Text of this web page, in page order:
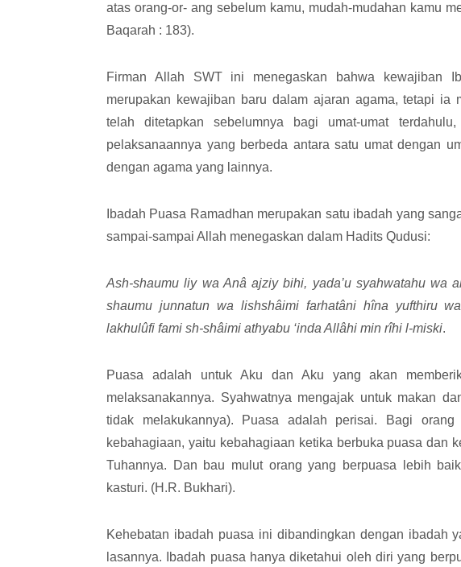
atas orang-or- ang sebelum kamu, mudah-mudahan kamu
Baqarah : 183).
Firman Allah SWT ini menegaskan bahwa kewajiban
merupakan kewajiban baru dalam ajaran agama, tetapi ia
telah ditetapkan sebelumnya bagi umat-umat
pelaksanaannya yang berbeda antara satu umat dengan
dengan agama yang lainnya.
Ibadah Puasa Ramadhan merupakan satu ibadah yang
sampai-sampai Allah menegaskan dalam Hadits Qudusi:
Ash-shaumu liy wa Anâ ajziy bihi, yada’u syahwatahu wa
shaumu junnatun wa lishshâimi farhatâni hîna yufthiru
lakhulûfi fami sh-shâimi athyabu ‘inda Allâhi min rîhi l-miski.
Puasa adalah untuk Aku dan Aku yang akan
melaksanakannya. Syahwatnya mengajak untuk makan
tidak melakukannya). Puasa adalah perisai. Bagi
kebahagiaan, yaitu kebahagiaan ketika berbuka puasa dan
Tuhannya. Dan bau mulut orang yang berpuasa lebih
kasturi. (H.R. Bukhari).
Kehebatan ibadah puasa ini dibandingkan dengan ibadah
lasannya. Ibadah puasa hanya diketahui oleh diri yang